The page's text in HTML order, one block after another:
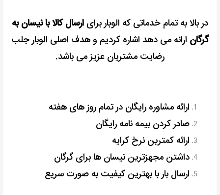
در بالا به تمام خدماتی که الوبار برای ارسال کالا با نیسان به
گرگان ارائه می دهد اشاره کردیم و هدف اصلی الوبار جلب
رضایت مشتریان عزیز می باشد.
ارائه مشاوره رایگان در تمام روز های هفته
صادر کردن بیمه نامه رایگان
ارائه کمترین نرخ کرایه
داشتن مجهزترین نیسان ها برای گرگان
ارسال بار با بهترین کیفیت به صورت سریع